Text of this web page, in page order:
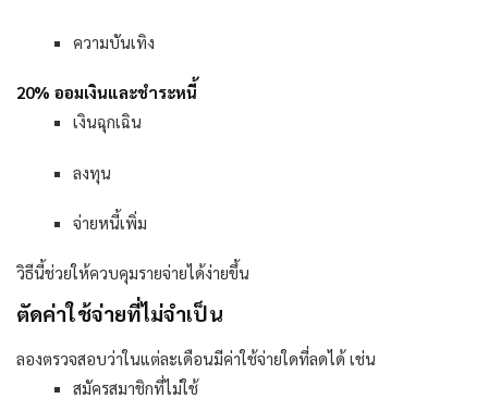
ความบันเทิง
20% ออมเงินและชำระหนี้
เงินฉุกเฉิน
ลงทุน
จ่ายหนี้เพิ่ม
วิธีนี้ช่วยให้ควบคุมรายจ่ายได้ง่ายขึ้น
ตัดค่าใช้จ่ายที่ไม่จำเป็น
ลองตรวจสอบว่าในแต่ละเดือนมีค่าใช้จ่ายใดที่ลดได้ เช่น
สมัครสมาชิกที่ไม่ใช้